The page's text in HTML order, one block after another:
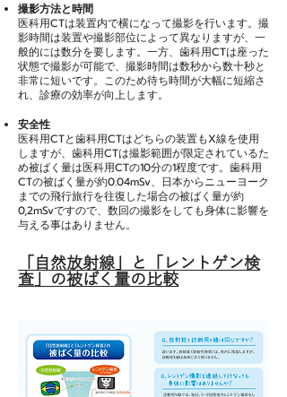
撮影方法と時間
医科用CTは装置内で横になって撮影を行います。撮
影時間は装置や撮影部位によって異なりますが、一
般的には数分を要します。一方、歯科用CTは座った
状態で撮影が可能で、撮影時間は数秒から数十秒と
非常に短いです。このため待ち時間が大幅に短縮さ
れ、診療の効率が向上します。
安全性
医科用CTと歯科用CTはどちらの装置もX線を使用
しますが、歯科用CTは撮影範囲が限定されているた
め被ばく量は医科用CTの10分の1程度です。歯科用
CTの被ばく量が約0.04mSv、日本からニューヨーク
までの飛行旅行を往復した場合の被ばく量が約
0,2mSvですので、数回の撮影をしても身体に影響を
与える事はありません。
「自然放射線」と「レントゲン検
査」の被ばく量の比較